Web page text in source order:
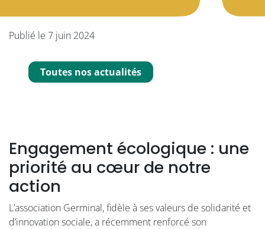
Publié le 7 juin 2024
Toutes nos actualités
Engagement écologique : une
priorité au cœur de notre
action
L’association Germinal, fidèle à ses valeurs de solidarité et
d’innovation sociale, a récemment renforcé son